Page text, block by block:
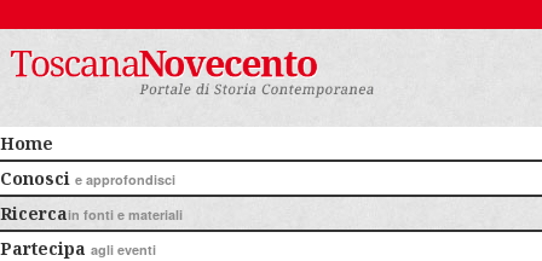
Home
Conosci e approfondisci
Ricercain fonti e materiali
Partecipa agli eventi